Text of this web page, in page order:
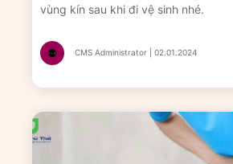
vùng kín sau khi đi vệ sinh nhé.
CMS Administrator | 02.01.2024